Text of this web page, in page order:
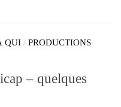
QUI / PRODUCTIONS
– quelques